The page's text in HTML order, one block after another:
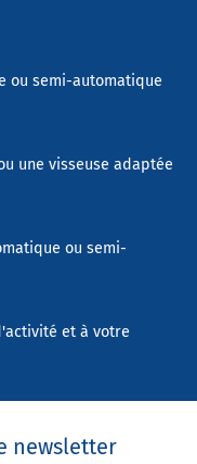
ou semi-automatique
une visseuse adaptée
ou semi-
et à votre
newsletter